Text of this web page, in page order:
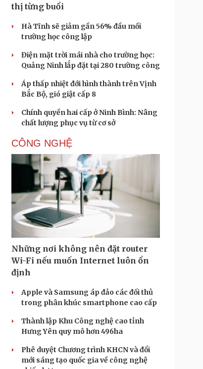
thị từng buổi
Hà Tĩnh sẽ giảm gần 56% đầu mối
trường học công lập
Điện mặt trời mái nhà cho trường học:
Quảng Ninh lắp đặt tại 280 trường công
Áp thấp nhiệt đới hình thành trên Vịnh
Bắc Bộ, gió giật cấp 8
Chính quyền hai cấp ở Ninh Bình: Nâng
chất lượng phục vụ từ cơ sở
CÔNG NGHỆ
Những nơi không nên đặt router
Wi-Fi nếu muốn Internet luôn ổn
định
Apple và Samsung áp đảo các đối thủ
trong phân khúc smartphone cao cấp
Thành lập Khu Công nghệ cao tỉnh
Hưng Yên quy mô hơn 496ha
Phê duyệt Chương trình KHCN và đổi
mới sáng tạo quốc gia về công nghệ